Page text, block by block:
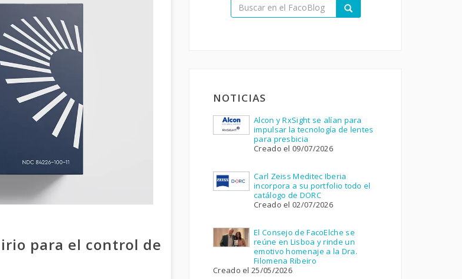
para el control de
NOTICIAS
Alcon y RxSight se alían para
impulsar la tecnología de lentes
para presbicia
Creado el 09/07/2026
Carl Zeiss Meditec Iberia
incorpora a su portfolio todo el
catálogo de DORC
Creado el 02/07/2026
El Consejo de FacoElche se
reúne en Lisboa y rinde un
emotivo homenaje a la Dra.
Filomena Ribeiro
Creado el 25/05/2026